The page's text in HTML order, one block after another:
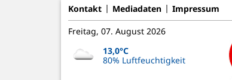
Kontakt Mediadaten Impressum
Freitag, 07. August 2026
13,0°C
80% Luftfeuchtigkeit